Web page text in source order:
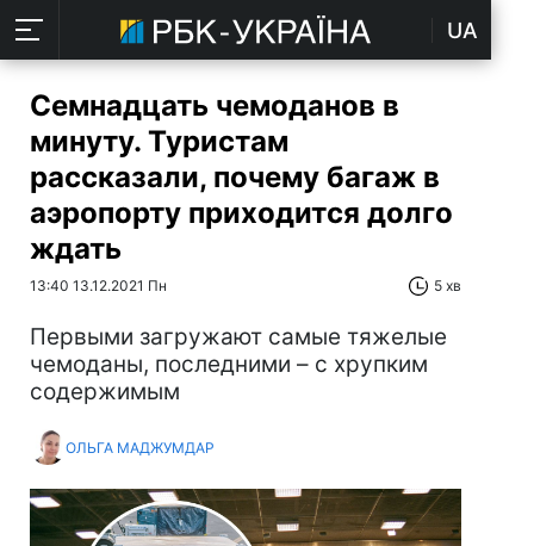
UA
Семнадцать чемоданов в
минуту. Туристам
рассказали, почему багаж в
аэропорту приходится долго
ждать
13:40 13.12.2021 Пн 5 хв
Первыми загружают самые тяжелые
чемоданы, последними – с хрупким
содержимым
ОЛЬГА МАДЖУМДАР